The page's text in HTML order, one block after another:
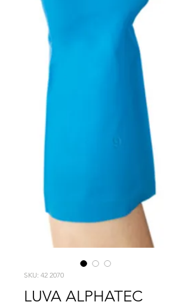
SKU: 42 2070
LUVA ALPHATEC